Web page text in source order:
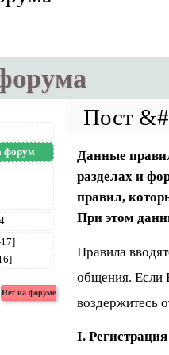
форум
Данные
разделах и
правил,
При этом
Правила
общения. Если
воздержитесь
I.